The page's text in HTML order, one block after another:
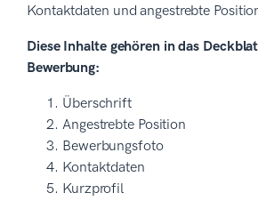
Kontaktdaten und angestrebte
Diese Inhalte gehören in das
Bewerbung:
Überschrift
Angestrebte Position
Bewerbungsfoto
Kontaktdaten
Kurzprofil